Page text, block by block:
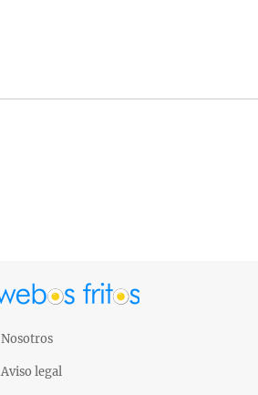
Nosotros
Aviso legal